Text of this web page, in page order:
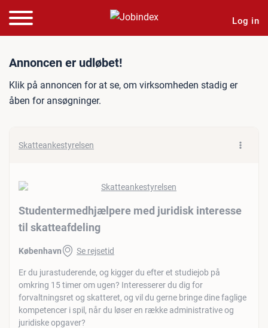
Log in
Jobannonce:
Annoncen er udløbet!
Klik på annoncen for at se, om virksomheden stadig er
åben for ansøgninger.
Skatteankestyrelsen
Studentermedhjælpere med juridisk interesse
til skatteafdeling
København Se rejsetid
Er du jurastuderende, og kigger du efter et studiejob på
omkring 15 timer om ugen? Interesserer du dig for
forvaltningsret og skatteret, og vil du gerne bringe dine faglige
kompetencer i spil, når du løser en række administrative og
juridiske opgaver?